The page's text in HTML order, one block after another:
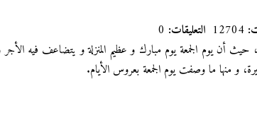
التعليقات:
حيث أن يوم الجمعة يوم مبارك و عظيم المنزلة و يتضاعف فيه
و منها ما وصفت يوم الجمعة بعروس الأيام.